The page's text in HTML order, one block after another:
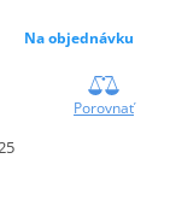
Na objednávku
Porovnať